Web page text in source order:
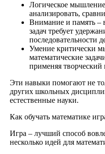
Логическое
анализировать,
Внимание и память –
задач требует
последовательности
Умение критически
математические
применяя творческий
Эти навыки помогают не
других школьных
естественные науки.
Как обучать математике
Игра – лучший способ
несколько идей для